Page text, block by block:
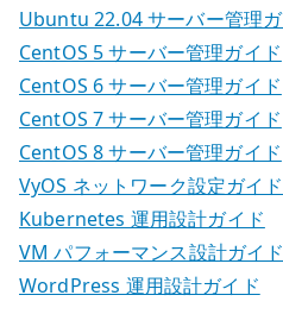
Ubuntu 22.04 サーバー管理
CentOS 5 サーバー管理ガイド
CentOS 6 サーバー管理ガイド
CentOS 7 サーバー管理ガイド
CentOS 8 サーバー管理ガイド
VyOS ネットワーク設定ガイド
Kubernetes 運用設計ガイド
VM パフォーマンス設計ガイド
WordPress 運用設計ガイド